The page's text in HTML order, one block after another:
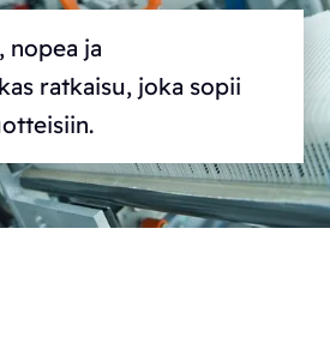
nopea ja
ratkaisu, joka sopii